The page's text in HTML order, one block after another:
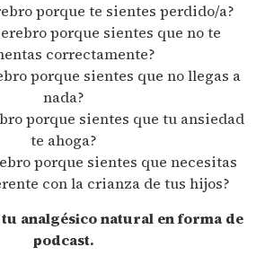
porque te sientes perdido/a?
porque sientes que no te
correctamente?
porque sientes que no llegas a
nada?
porque sientes que tu ansiedad
te ahoga?
porque sientes que necesitas
con la crianza de tus hijos?
analgésico natural en forma de
podcast.